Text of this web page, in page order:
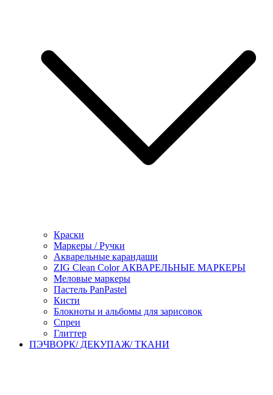
Краски
Маркеры / Ручки
Акварельные карандаши
ZIG Clean Color АКВАРЕЛЬНЫЕ МАРКЕРЫ
Меловые маркеры
Пастель PanPastel
Кисти
Блокноты и альбомы для зарисовок
Спреи
Глиттер
ПЭЧВОРК/ ДЕКУПАЖ/ ТКАНИ